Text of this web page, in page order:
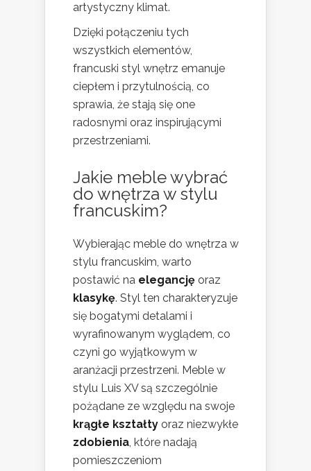
artystyczny klimat.
Dzięki połączeniu tych
wszystkich elementów,
francuski styl wnętrz emanuje
ciepłem i przytulnością, co
sprawia, że stają się one
radosnymi oraz inspirującymi
przestrzeniami.
Jakie meble wybrać
do wnętrza w stylu
francuskim?
Wybierając meble do wnętrza w
stylu francuskim, warto
postawić na elegancję oraz
klasykę. Styl ten charakteryzuje
się bogatymi detalami i
wyrafinowanym wyglądem, co
czyni go wyjątkowym w
aranżacji przestrzeni. Meble w
stylu Luis XV są szczególnie
pożądane ze względu na swoje
krągłe kształty oraz niezwykłe
zdobienia, które nadają
pomieszczeniom